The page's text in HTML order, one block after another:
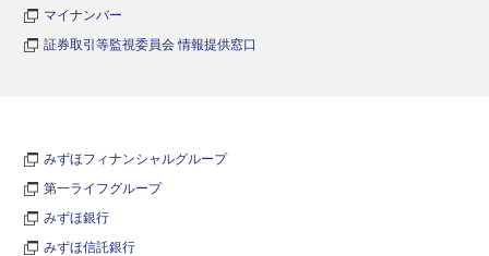
マイナンバー
証券取引等監視委員会 情報提供窓口
みずほフィナンシャルグループ
第一ライフグループ
みずほ銀行
みずほ信託銀行